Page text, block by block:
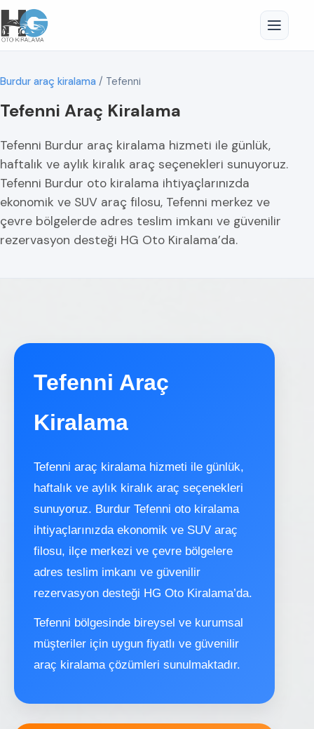
Burdur araç kiralama / Tefenni
Tefenni Araç Kiralama
Tefenni Burdur araç kiralama hizmeti ile günlük,
haftalık ve aylık kiralık araç seçenekleri sunuyoruz.
Tefenni Burdur oto kiralama ihtiyaçlarınızda
ekonomik ve SUV araç filosu, Tefenni merkez ve
çevre bölgelerde adres teslim imkanı ve güvenilir
rezervasyon desteği HG Oto Kiralama’da.
Tefenni Araç
Kiralama
Tefenni araç kiralama hizmeti ile günlük,
haftalık ve aylık kiralık araç seçenekleri
sunuyoruz. Burdur Tefenni oto kiralama
ihtiyaçlarınızda ekonomik ve SUV araç
filosu, ilçe merkezi ve çevre bölgelere
adres teslim imkanı ve güvenilir
rezervasyon desteği HG Oto Kiralama’da.
Tefenni bölgesinde bireysel ve kurumsal
müşteriler için uygun fiyatlı ve güvenilir
araç kiralama çözümleri sunulmaktadır.